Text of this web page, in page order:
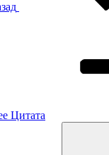
Цитата